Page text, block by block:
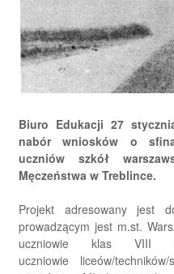
Biuro Edukacji 27
nabór wniosków o
uczniów szkół
Męczeństwa w Treblince.
Projekt adresowany jest
prowadzącym jest m.st.
uczniowie klas VIII
uczniowie liceów/